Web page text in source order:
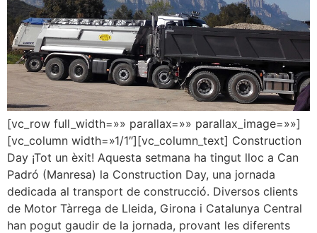
[vc_row full_width=»» parallax=»» parallax_image=»»]
[vc_column width=»1/1″][vc_column_text] Construction
Day ¡Tot un èxit! Aquesta setmana ha tingut lloc a Can
Padró (Manresa) la Construction Day, una jornada
dedicada al transport de construcció. Diversos clients
de Motor Tàrrega de Lleida, Girona i Catalunya Central
han pogut gaudir de la jornada, provant les diferents